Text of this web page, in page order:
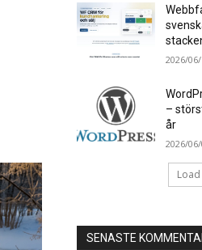
2026/
–
år
2026/
SENASTE